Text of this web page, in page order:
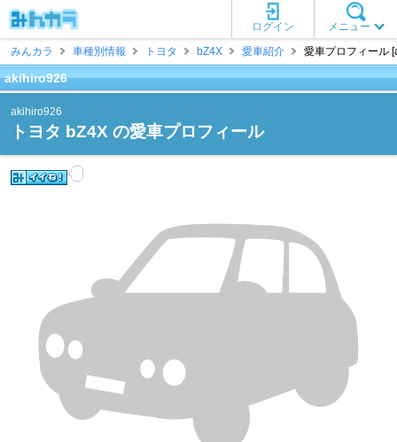
メニュー
ログイン
みんカラ
車種別情報 トヨタ bZ4X 愛車紹介 愛車プロフィール
akihiro926
akihiro926
トヨタ bZ4X の愛車プロフィール